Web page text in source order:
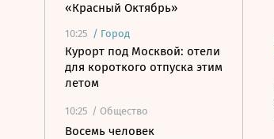
«Красный Октябрь»
10:25 / Город
Курорт под Москвой: отели
для короткого отпуска этим
летом
10:25 / Общество
Восемь человек